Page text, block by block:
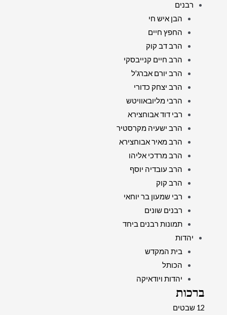
רבנים
הבן איש חי
החפץ חיים
הרב דב קוק
הרב חיים קנייבסקי
הרב יורם אברג'ל
הרב יצחק כדורי
הרבי מליובאוויטש
רבי דוד אבוחצירא
הרב ישעיה מקרסטיר
הרב מאיר אבוחצירא
הרב מרדכי אליהו
הרב עובדיה יוסף
הרב קוק
רבי שמעון בר יוחאי
רבנים שונים
תמונות רבנים ביחד
יהדות
בית המקדש
הכותל
יהדות ויודאיקה
ברכות
12 שבטים